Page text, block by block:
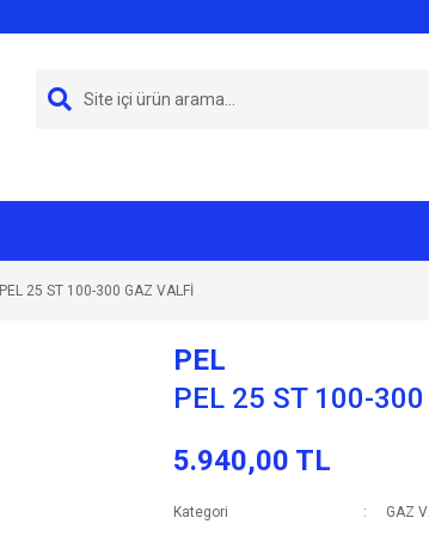
PEL 25 ST 100-300 GAZ VALFİ
PEL
PEL 25 ST 100-
5.940,00 TL
Kategori
GAZ